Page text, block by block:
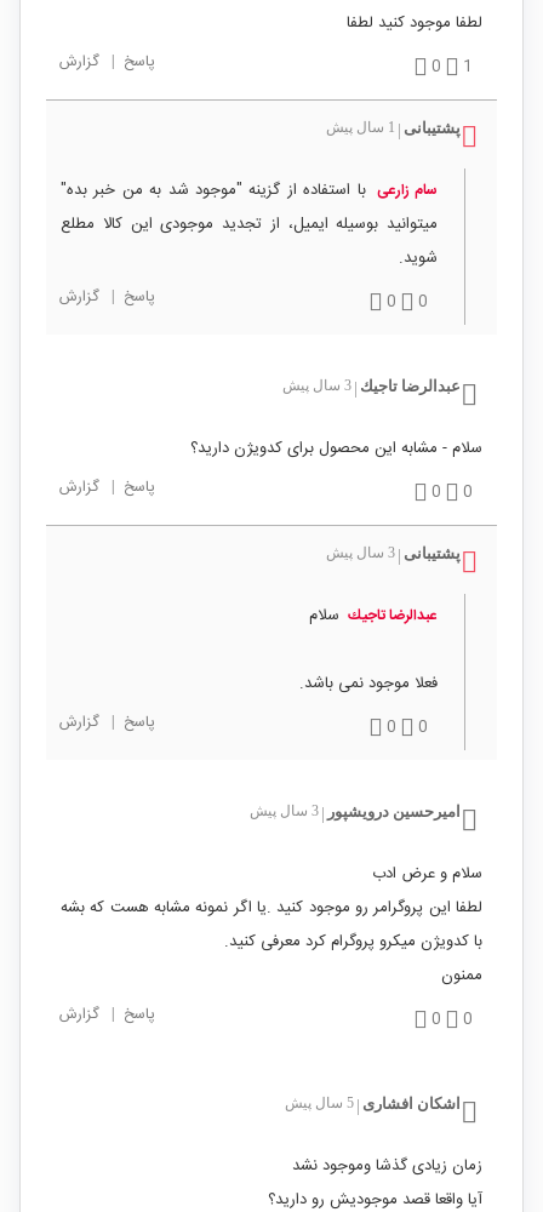
لطفا موجود کنید لطفا
1
0 پاسخ | گزارش
پشتیبانی | 1 سال پیش
سام زارعی با استفاده از گزینه "موجود شد به من خبر بده"
میتوانید بوسیله ایمیل، از تجدید موجودی این کالا مطلع
شوید.
0
0 پاسخ | گزارش
عبدالرضا تاجيك | 3 سال پیش
سلام - مشابه این محصول برای کدویژن دارید؟
0
0 پاسخ | گزارش
پشتیبانی | 3 سال پیش
عبدالرضا تاجيك سلام
فعلا موجود نمی باشد.
0
0 پاسخ | گزارش
امیرحسین درویشپور | 3 سال پیش
سلام و عرض ادب
لطفا این پروگرامر رو موجود کنید .یا اگر نمونه مشابه هست که بشه
با کدویژن میکرو پروگرام کرد معرفی کنید.
ممنون
0
0 پاسخ | گزارش
اشکان افشاری | 5 سال پیش
زمان زیادی گذشا وموجود نشد
آیا واقعا قصد موجودیش رو دارید؟